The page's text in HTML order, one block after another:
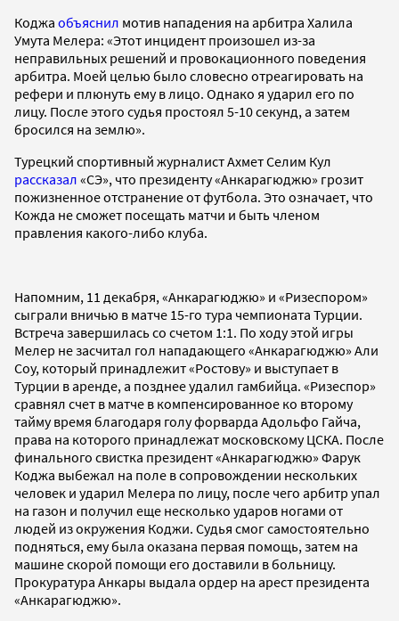
Коджа объяснил мотив нападения на арбитра Халила
Умута Мелера: «Этот инцидент произошел из-за
неправильных решений и провокационного поведения
арбитра. Моей целью было словесно отреагировать на
рефери и плюнуть ему в лицо. Однако я ударил его по
лицу. После этого судья простоял 5-10 секунд, а затем
бросился на землю».
Турецкий спортивный журналист Ахмет Селим Кул
рассказал «СЭ», что президенту «Анкарагюджю» грозит
пожизненное отстранение от футбола. Это означает, что
Кожда не сможет посещать матчи и быть членом
правления какого-либо клуба.
Напомним, 11 декабря, «Анкарагюджю» и «Ризеспором»
сыграли вничью в матче 15-го тура чемпионата Турции.
Встреча завершилась со счетом 1:1. По ходу этой игры
Мелер не засчитал гол нападающего «Анкарагюджю» Али
Соу, который принадлежит «Ростову» и выступает в
Турции в аренде, а позднее удалил гамбийца. «Ризеспор»
сравнял счет в матче в компенсированное ко второму
тайму время благодаря голу форварда Адольфо Гайча,
права на которого принадлежат московскому ЦСКА. После
финального свистка президент «Анкарагюджю» Фарук
Коджа выбежал на поле в сопровождении нескольких
человек и ударил Мелера по лицу, после чего арбитр упал
на газон и получил еще несколько ударов ногами от
людей из окружения Коджи. Судья смог самостоятельно
подняться, ему была оказана первая помощь, затем на
машине скорой помощи его доставили в больницу.
Прокуратура Анкары выдала ордер на арест президента
«Анкарагюджю».